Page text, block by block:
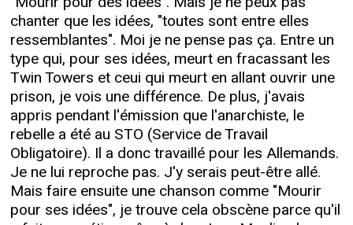
chanter que les idées, "toutes sont entre elles
ressemblantes". Moi je ne pense pas ça. Entre un
type qui, pour ses idées, meurt en fracassant les
Twin Towers et ceui qui meurt en allant ouvrir une
prison, je vois une différence. De plus, j'avais
appris pendant l'émission que l'anarchiste, le
rebelle a été au STO (Service de Travail
Obligatoire). Il a donc travaillé pour les Allemands.
Je ne lui reproche pas. J'y serais peut-être allé.
Mais faire ensuite une chanson comme "Mourir
pour ses idées", je trouve cela obscène parce qu'il